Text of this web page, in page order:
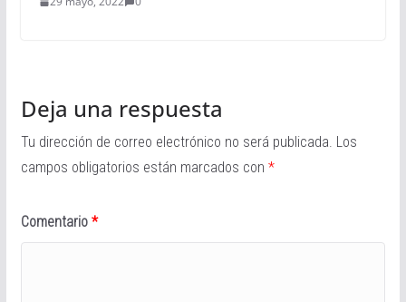
Deja una respuesta
Tu dirección de correo electrónico no será publicada. Los
campos obligatorios están marcados con *
Comentario *